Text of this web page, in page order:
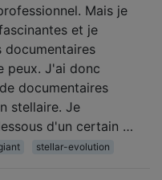
Mais je
et je
documentaires
peux. J'ai donc
documentaires
stellaire. Je
d'un certain …
stellar-evolution